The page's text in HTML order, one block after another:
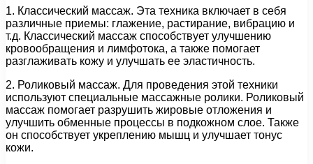
1. Классический массаж. Эта техника включает в себя
различные приемы: глажение, растирание, вибрацию и
т.д. Классический массаж способствует улучшению
кровообращения и лимфотока, а также помогает
разглаживать кожу и улучшать ее эластичность.
2. Роликовый массаж. Для проведения этой техники
используют специальные массажные ролики. Роликовый
массаж помогает разрушить жировые отложения и
улучшить обменные процессы в подкожном слое. Также
он способствует укреплению мышц и улучшает тонус
кожи.